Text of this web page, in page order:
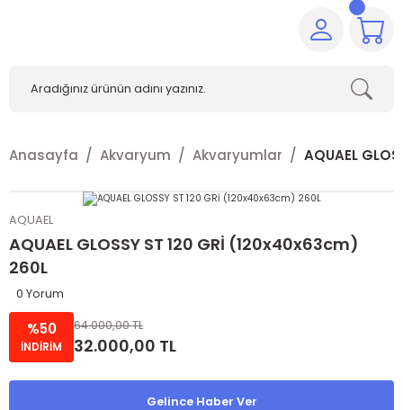
Anasayfa Akvaryum Akvaryumlar AQUAEL
AQUAEL
AQUAEL GLOSSY ST 120 GRİ (120x40x63cm)
260L
0 Yorum
%50
İNDİRİM
64.000,00 TL
32.000,00 TL
Gelince Haber Ver